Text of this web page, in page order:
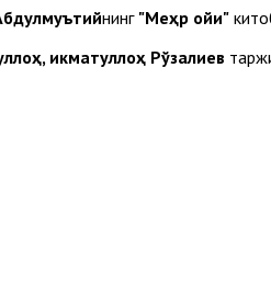
нинг "Меҳр ойи"
Ҳикматуллоҳ Рўзалиев